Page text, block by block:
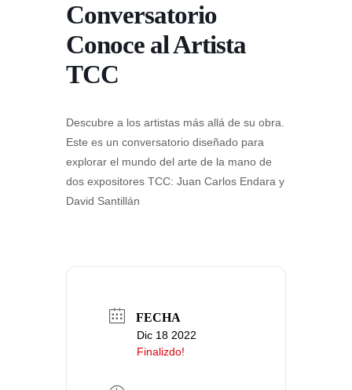
Conversatorio
Conoce al Artista
TCC
Descubre a los artistas más allá de su obra.
Este es un conversatorio diseñado para
explorar el mundo del arte de la mano de
dos expositores TCC: Juan Carlos Endara y
David Santillán
FECHA
Dic 18 2022
Finalizdo!